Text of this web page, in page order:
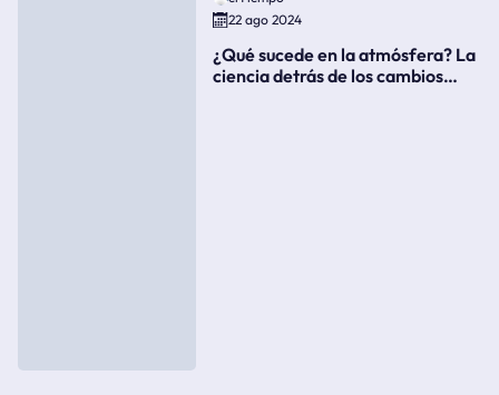
22 ago 2024
¿Qué sucede en la atmósfera? La
ciencia detrás de los cambios